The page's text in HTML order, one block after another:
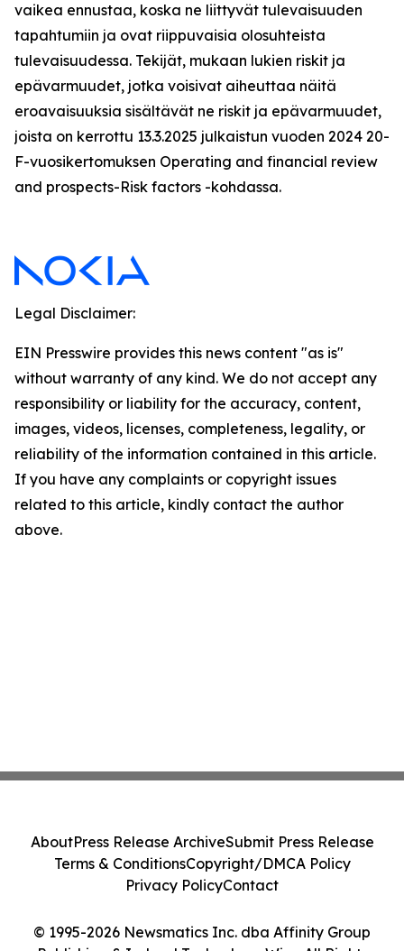
vaikea ennustaa, koska ne liittyvät tulevaisuuden
tapahtumiin ja ovat riippuvaisia olosuhteista
tulevaisuudessa. Tekijät, mukaan lukien riskit ja
epävarmuudet, jotka voisivat aiheuttaa näitä
eroavaisuuksia sisältävät ne riskit ja epävarmuudet,
joista on kerrottu 13.3.2025 julkaistun vuoden 2024 20-
F-vuosikertomuksen Operating and financial review
and prospects-Risk factors -kohdassa.
Legal Disclaimer:
EIN Presswire provides this news content "as is"
without warranty of any kind. We do not accept any
responsibility or liability for the accuracy, content,
images, videos, licenses, completeness, legality, or
reliability of the information contained in this article.
If you have any complaints or copyright issues
related to this article, kindly contact the author
above.
© 1995-2026 Newsmatics Inc. dba Affinity Group
AboutPress Release ArchiveSubmit Press Release
Terms & ConditionsCopyright/DMCA Policy
Privacy PolicyContact